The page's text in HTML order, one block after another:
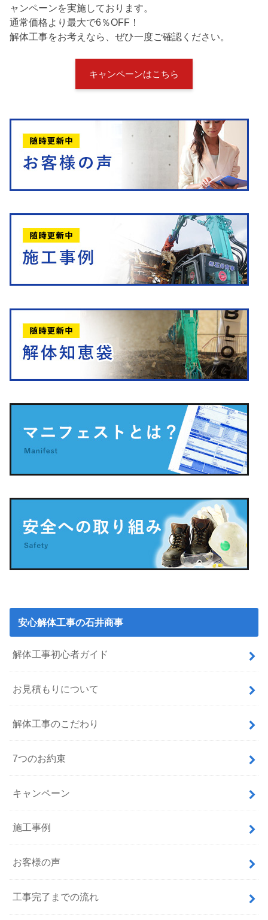
ャンペーンを実施しております。
通常価格より最大で6％OFF！
解体工事をお考えなら、ぜひ一度ご確認ください。
キャンペーンはこちら
安心解体工事の石井商事
解体工事初心者ガイド
お見積もりについて
解体工事のこだわり
7つのお約束
キャンペーン
施工事例
お客様の声
工事完了までの流れ